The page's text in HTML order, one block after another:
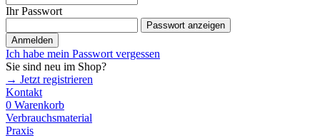
Ihr Passwort
Passwort anzeigen
Anmelden
Ich habe mein Passwort vergessen
Sie sind neu im Shop?
→ Jetzt registrieren
Kontakt
0 Warenkorb
Verbrauchsmaterial
Praxis